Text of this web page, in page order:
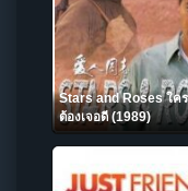
Stars and Roses ใค
ต้องเจอดี (1989)